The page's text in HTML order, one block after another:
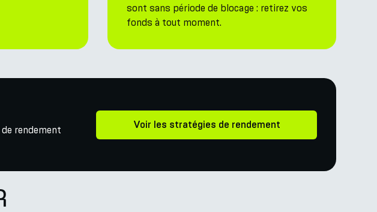
sont sans période de blocage : retirez vos
fonds à tout moment.
rendement
Voir les stratégies de rendement